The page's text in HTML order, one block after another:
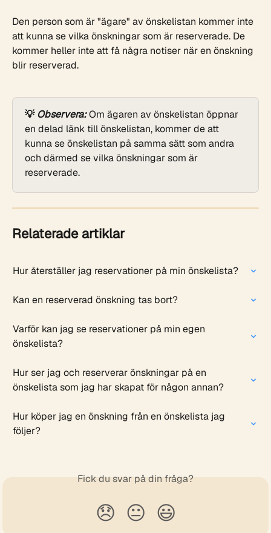
Den person som är "ägare" av önskelistan kommer inte
att kunna se vilka önskningar som är reserverade. De
kommer heller inte att få några notiser när en önskning
blir reserverad.
💡 Observera: Om ägaren av önskelistan öppnar
en delad länk till önskelistan, kommer de att
kunna se önskelistan på samma sätt som andra
och därmed se vilka önskningar som är
reserverade.
Relaterade artiklar
Hur återställer jag reservationer på min önskelista?
Kan en reserverad önskning tas bort?
Varför kan jag se reservationer på min egen
önskelista?
Hur ser jag och reserverar önskningar på en
önskelista som jag har skapat för någon annan?
Hur köper jag en önskning från en önskelista jag
följer?
Fick du svar på din fråga?
😞 😐 😃